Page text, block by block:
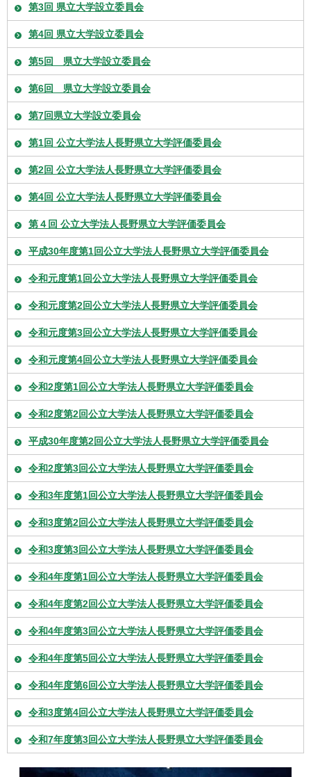
第3回 県立大学設立委員会
第4回 県立大学設立委員会
第5回 県立大学設立委員会
第6回 県立大学設立委員会
第7回県立大学設立委員会
第1回 公立大学法人長野県立大学評価委員会
第2回 公立大学法人長野県立大学評価委員会
第4回 公立大学法人長野県立大学評価委員会
第４回 公立大学法人長野県立大学評価委員会
平成30年度第1回公立大学法人長野県立大学評価委員会
令和元度第1回公立大学法人長野県立大学評価委員会
令和元度第2回公立大学法人長野県立大学評価委員会
令和元度第3回公立大学法人長野県立大学評価委員会
令和元度第4回公立大学法人長野県立大学評価委員会
令和2度第1回公立大学法人長野県立大学評価委員会
令和2度第2回公立大学法人長野県立大学評価委員会
平成30年度第2回公立大学法人長野県立大学評価委員会
令和2度第3回公立大学法人長野県立大学評価委員会
令和3年度第1回公立大学法人長野県立大学評価委員会
令和3度第2回公立大学法人長野県立大学評価委員会
令和3度第3回公立大学法人長野県立大学評価委員会
令和4年度第1回公立大学法人長野県立大学評価委員会
令和4年度第2回公立大学法人長野県立大学評価委員会
令和4年度第3回公立大学法人長野県立大学評価委員会
令和4年度第5回公立大学法人長野県立大学評価委員会
令和4年度第6回公立大学法人長野県立大学評価委員会
令和3度第4回公立大学法人長野県立大学評価委員会
令和7年度第3回公立大学法人長野県立大学評価委員会